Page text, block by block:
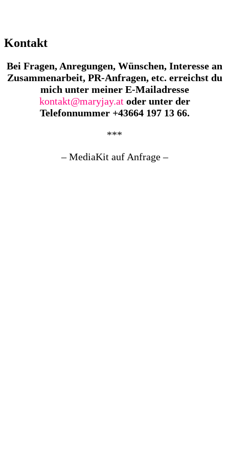
Kontakt
Bei Fragen, Anregungen, Wünschen, Interesse an
Zusammenarbeit, PR-Anfragen, etc. erreichstdu
mich unter meiner E-Mailadresse
kontakt@maryjay.atoder unter der
Telefonnummer +43664 197 13 66.
***
– MediaKit auf Anfrage –